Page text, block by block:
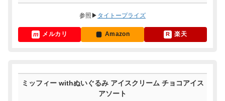
参照▶ タイトープライズ
メルカリ Amazon 楽天
ミッフィー withぬいぐるみ アイスクリーム チョコアイス
アソート